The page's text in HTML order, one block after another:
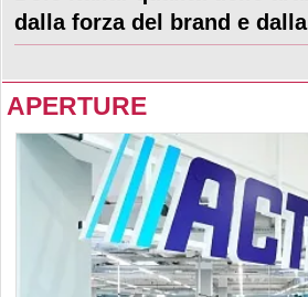
dalla forza del brand e
APERTURE